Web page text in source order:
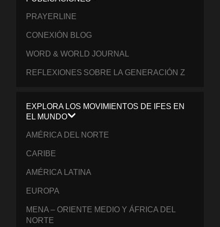
PRAYERLINE
CONEXIÓN BLOG
WORD & WORLD JOURNAL
REFLEXIONES SOBRE LA GENERACIÓN Z
EXPLORA LOS MOVIMIENTOS DE IFES EN
EL MUNDO
AMÉRICA DEL NORTE
CARIBE
AMÉRICA LATINA
EUROPA
MENA – ORIENTE MEDIO Y ÁFRICA DEL
NORTE